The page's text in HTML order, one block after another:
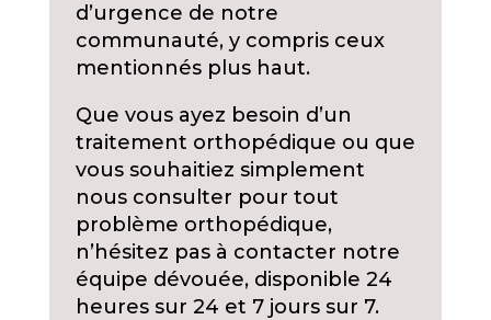
d’urgence de notre
communauté, y compris ceux
mentionnés plus haut.
Que vous ayez besoin d’un
traitement orthopédique ou que
vous souhaitiez simplement
nous consulter pour tout
problème orthopédique,
n’hésitez pas à contacter notre
équipe dévouée, disponible 24
heures sur 24 et 7 jours sur 7.